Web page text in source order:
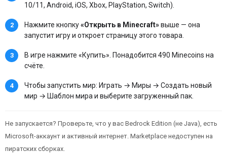
10/11, Android, iOS, Xbox, PlayStation, Switch).
Нажмите кнопку«Открыть в Minecraft»выше — она
запустит игру и откроет страницу этого товара.
В игре нажмите «Купить». Понадобится 490 Minecoins на
счёте.
Чтобы запустить мир: Играть → Миры → Создать новый
мир → Шаблон мира и выберите загруженный пак.
Не запускается? Проверьте, что у вас Bedrock Edition (не Java), есть
Microsoft-аккаунт и активный интернет. Marketplace недоступен на
пиратских сборках.